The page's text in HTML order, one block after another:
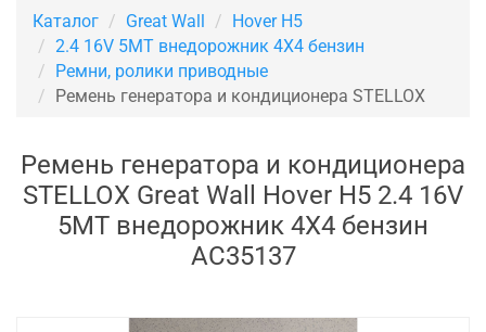
Каталог Great Wall
Hover H5
2.4 16V 5MT внедорожник 4X4 бензин
Ремни, ролики приводные
Ремень генератора и кондиционера STELLOX
Ремень генератора и кондиционера
STELLOX Great Wall Hover H5 2.4 16V
5MT внедорожник 4X4 бензин
AC35137